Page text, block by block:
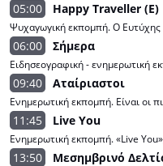
05:00 Happy Traveller (Ε)
06:00 Σήμερα
09:40 Αταίριαστοι
11:45 Live You
13:50 Μεσημβρινό